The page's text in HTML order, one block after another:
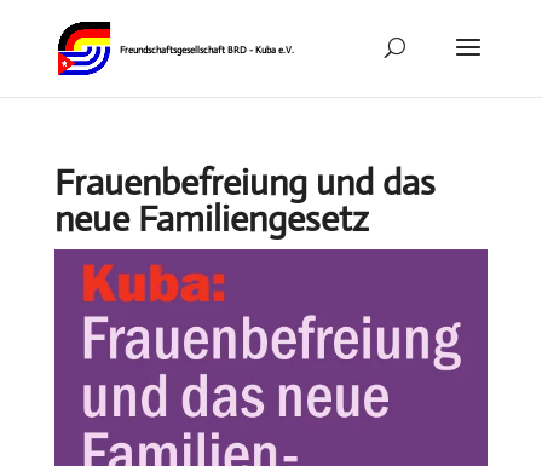
Frauenbefreiung und das
neue Familiengesetz